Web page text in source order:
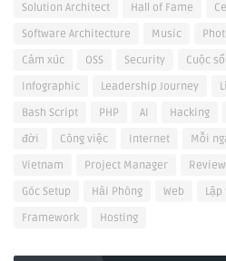
Solution Architect
Hall of Fame
Software Architecture
Music
Cảm xúc
OSS Security Cuộc
Infographic
Leadership Journey
Bash Script
PHP AI Hacking
đời
Công việc Internet Mỗi
Vietnam
Project Manager Review
Góc Setup
Hải Phòng Web
Framework
Hosting